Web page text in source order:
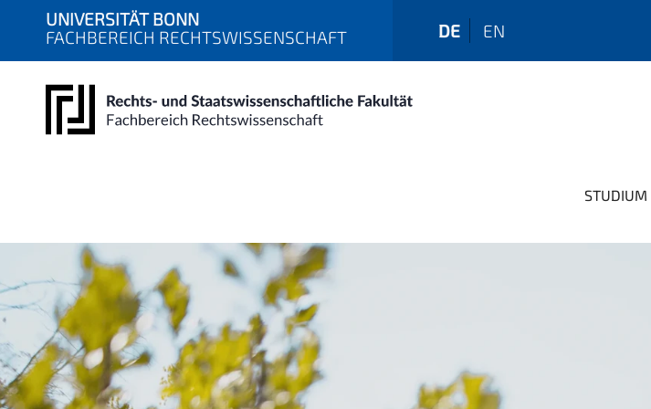
UNIVERSITÄT BONN
FACHBEREICH RECHTSWISSENSCHAFT
DE EN
STUDIUM